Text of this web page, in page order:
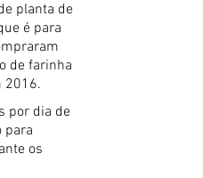
planta de
é para
de farinha
2016.
por dia de
para
os